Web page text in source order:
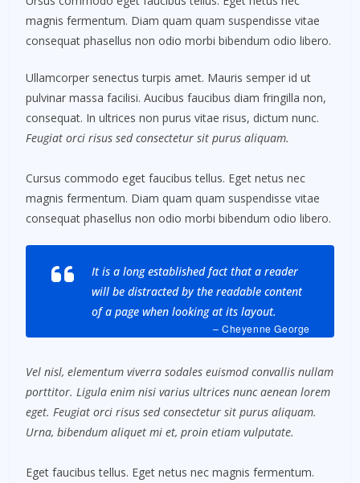
magnis fermentum. Diam quam quam suspendisse vitae
consequat phasellus non odio morbi bibendum odio libero.
Ullamcorper senectus turpis amet. Mauris semper id ut
pulvinar massa facilisi. Aucibus faucibus diam fringilla non,
consequat. In ultrices non purus vitae risus, dictum nunc.
Feugiat orci risus sed consectetur sit purus aliquam.
Cursus commodo eget faucibus tellus. Eget netus nec
magnis fermentum. Diam quam quam suspendisse vitae
consequat phasellus non odio morbi bibendum odio libero.
It is a long established fact that a reader
will be distracted by the readable content
of a page when looking at its layout.
– Cheyenne George
Vel nisl, elementum viverra sodales euismod convallis nullam
porttitor. Ligula enim nisi varius ultrices nunc aenean lorem
eget. Feugiat orci risus sed consectetur sit purus aliquam.
Urna, bibendum aliquet mi et, proin etiam vulputate.
Eget faucibus tellus. Eget netus nec magnis fermentum.